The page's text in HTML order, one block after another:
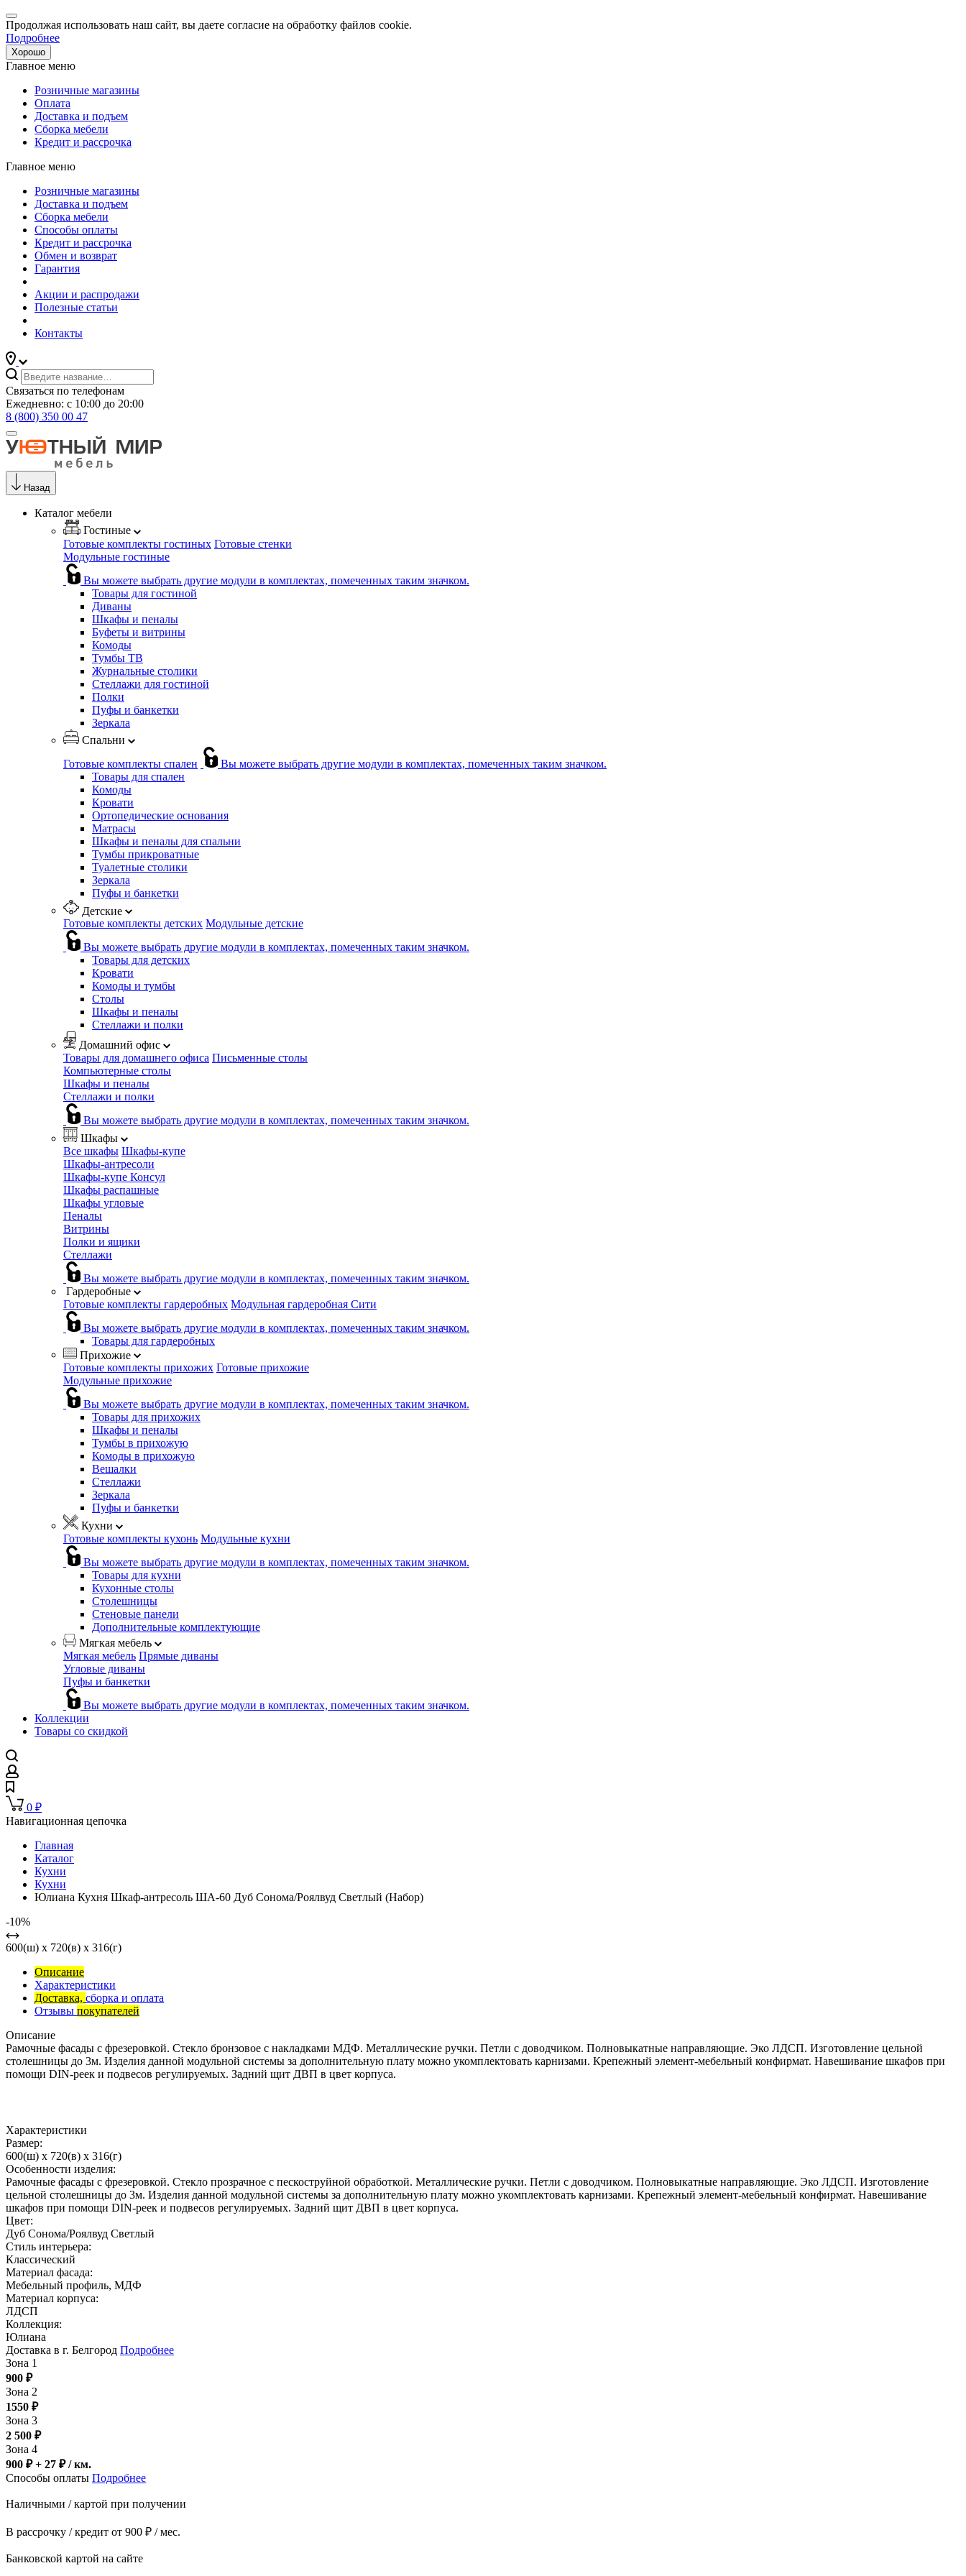
Продолжая использовать наш сайт, вы даете согласие на обработку файлов cookie.
Подробнее
Хорошо
Главное меню
Розничные магазины
Оплата
Доставка и подъем
Сборка мебели
Кредит и рассрочка
Главное меню
Розничные магазины
Доставка и подъем
Сборка мебели
Способы оплаты
Кредит и рассрочка
Обмен и возврат
Гарантия
Акции и распродажи
Полезные статьи
Контакты
Связаться по телефонам
Ежедневно: с 10:00 до 20:00
8 (800) 350 00 47
Назад
Каталог мебели
Гостиные
Готовые комплекты гостиных Готовые стенки
Модульные гостиные
Вы можете выбрать другие модули в комплектах, помеченных таким значком.
Товары для гостиной
Диваны
Шкафы и пеналы
Буфеты и витрины
Комоды
Тумбы ТВ
Журнальные столики
Стеллажи для гостиной
Полки
Пуфы и банкетки
Зеркала
Спальни
Готовые комплекты спален
Вы можете выбрать другие модули в комплектах, помеченных таким значком.
Товары для спален
Комоды
Кровати
Ортопедические основания
Матрасы
Шкафы и пеналы для спальни
Тумбы прикроватные
Туалетные столики
Зеркала
Пуфы и банкетки
Детские
Готовые комплекты детских Модульные детские
Вы можете выбрать другие модули в комплектах, помеченных таким значком.
Товары для детских
Кровати
Комоды и тумбы
Столы
Шкафы и пеналы
Стеллажи и полки
Домашний офис
Товары для домашнего офиса Письменные столы
Компьютерные столы
Шкафы и пеналы
Стеллажи и полки
Вы можете выбрать другие модули в комплектах, помеченных таким значком.
Шкафы
Все шкафы Шкафы-купе
Шкафы-антресоли
Шкафы-купе Консул
Шкафы распашные
Шкафы угловые
Пеналы
Витрины
Полки и ящики
Стеллажи
Вы можете выбрать другие модули в комплектах, помеченных таким значком.
Гардеробные
Готовые комплекты гардеробных Модульная гардеробная Сити
Вы можете выбрать другие модули в комплектах, помеченных таким значком.
Товары для гардеробных
Прихожие
Готовые комплекты прихожих Готовые прихожие
Модульные прихожие
Вы можете выбрать другие модули в комплектах, помеченных таким значком.
Товары для прихожих
Шкафы и пеналы
Тумбы в прихожую
Комоды в прихожую
Вешалки
Стеллажи
Зеркала
Пуфы и банкетки
Кухни
Готовые комплекты кухонь Модульные кухни
Вы можете выбрать другие модули в комплектах, помеченных таким значком.
Товары для кухни
Кухонные столы
Столешницы
Стеновые панели
Дополнительные комплектующие
Мягкая мебель
Мягкая мебель Прямые диваны
Угловые диваны
Пуфы и банкетки
Вы можете выбрать другие модули в комплектах, помеченных таким значком.
Коллекции
Товары со скидкой
0 ₽
Навигационная цепочка
Главная
Каталог
Кухни
Кухни
Юлиана Кухня Шкаф-антресоль ША-60 Дуб Сонома/Роялвуд Светлый (Набор)
-10%
600(ш) x 720(в) x 316(г)
Описание
Характеристики
Доставка, сборка и оплата
Отзывы покупателей
Описание
Рамочные фасады с фрезеровкой. Стекло бронзовое с накладками МДФ. Металлические ручки. Петли с доводчиком. Полновыкатные направляющие. Эко ЛДСП. Изготовление цельной
столешницы до 3м. Изделия данной модульной системы за дополнительную плату можно укомплектовать карнизами. Крепежный элемент-мебельный конфирмат. Навешивание шкафов при
помощи DIN-реек и подвесов регулируемых. Задний щит ДВП в цвет корпуса.
Характеристики
Размер:
600(ш) x 720(в) x 316(г)
Особенности изделия:
Рамочные фасады с фрезеровкой. Стекло прозрачное с пескоструйной обработкой. Металлические ручки. Петли с доводчиком. Полновыкатные направляющие. Эко ЛДСП. Изготовление
цельной столешницы до 3м. Изделия данной модульной системы за дополнительную плату можно укомплектовать карнизами. Крепежный элемент-мебельный конфирмат. Навешивание
шкафов при помощи DIN-реек и подвесов регулируемых. Задний щит ДВП в цвет корпуса.
Цвет:
Дуб Сонома/Роялвуд Светлый
Стиль интерьера:
Классический
Материал фасада:
Мебельный профиль, МДФ
Материал корпуса:
ЛДСП
Коллекция:
Юлиана
Доставка в г. Белгород Подробнее
Зона 1
900 ₽
Зона 2
1550 ₽
Зона 3
2 500 ₽
Зона 4
900 ₽ + 27 ₽/ км.
Способы оплаты Подробнее
Наличными / картой при получении
В рассрочку / кредит от 900 ₽ / мес.
Банковской картой на сайте